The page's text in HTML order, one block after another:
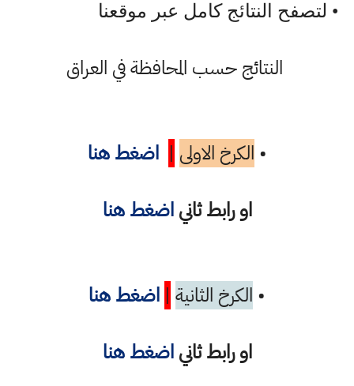
• لتصفح النتائج كامل عبر موقعنا
النتائج حسب المحافظة في العراق
• الكرخ الاولى | اضغط هنا
او رابط ثانياضغط هنا
• الكرخ الثانية | اضغط هنا
او رابط ثاني اضغط هنا